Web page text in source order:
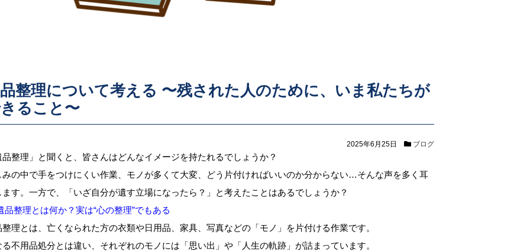
整理について考える 〜残された人のために、いま私たちが
ること〜
2025年6月25日 ブログ
品整理」と聞くと、皆さんはどんなイメージを持たれるでしょうか？
みの中で手をつけにくい作業、モノが多くて大変、どう片付ければいいのか分からない…そんな声を多く耳
ます。一方で、「いざ自分が遺す立場になったら？」と考えたことはあるでしょうか？
整理とは何か？実は“心の整理”でもある
整理とは、亡くなられた方の衣類や日用品、家具、写真などの「モノ」を片付ける作業です。
る不用品処分とは違い、それぞれのモノには「思い出」や「人生の軌跡」が詰まっています。